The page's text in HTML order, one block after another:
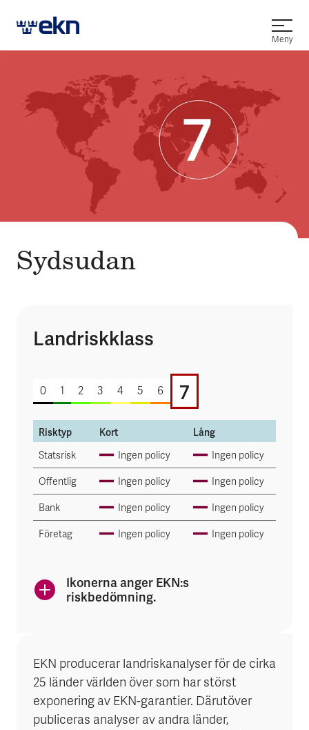
Öppna
Meny
Sydsudan
Landriskklass
7 av 7
0 1 2 3 4 5 6 7
Risktyp Kort Lång
Statsrisk Ingen policy Ingen policy
Offentlig Ingen policy Ingen policy
Bank Ingen policy Ingen policy
Företag Ingen policy Ingen policy
Ikonerna anger EKN:s
riskbedömning.
EKN producerar landriskanalyser för de cirka
25 länder världen över som har störst
exponering av EKN-garantier. Därutöver
publiceras analyser av andra länder,